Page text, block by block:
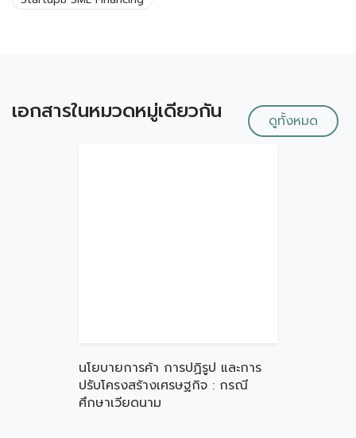
เอกสารในหมวดหมู่เดียวกัน ดูทั้งหมด
นโยบายการค้า การปฏิรูป และการ
ปรับโครงสร้างเศรษฐกิจ : กรณี
ศึกษาเวียดนาม